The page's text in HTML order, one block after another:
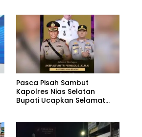
Pasca Pisah Sambut
Kapolres Nias Selatan
Bupati Ucapkan Selamat